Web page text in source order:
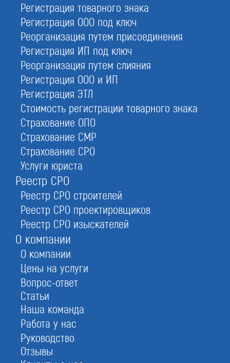
Регистрация товарного знака
Регистрация ООО под ключ
Реорганизация путем присоединения
Регистрация ИП под ключ
Реорганизация путем слияния
Регистрация ООО и ИП
Регистрация ЭТЛ
Стоимость регистрации товарного знака
Страхование ОПО
Страхование СМР
Страхование СРО
Услуги юриста
Реестр СРО
Реестр СРО строителей
Реестр СРО проектировщиков
Реестр СРО изыскателей
О компании
О компании
Цены на услуги
Вопрос-ответ
Статьи
Наша команда
Работа у нас
Руководство
Отзывы
СРО строителей
СРО изыскателей
НРС проектировщиков
Независимая оценка квалификации
Пожарная лицензия МЧС
Кому нужно получить допуск СРО на
проектирование
СРО на проектные работы необходимо:
ИП или юрлицу в сфере архитектуры или
проектной деятельности, заключившему
соглашения на разработку документации с
застройщиками, региональными операторами,
техзаказчиками или лицами, эксплуатирующими
объект.
Застройщику, если он сам готовит документацию
на проект.
С марта 2026 г получение разрешения